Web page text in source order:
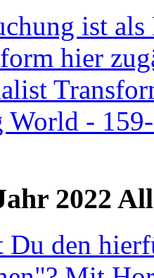
ist
hier
-
2022
Du den